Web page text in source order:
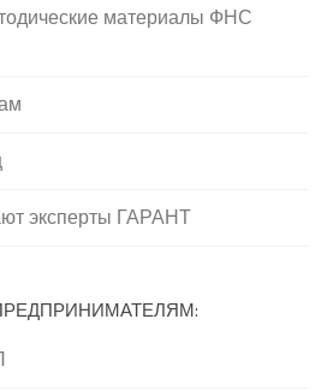
материалы ФНС
эксперты ГАРАНТ